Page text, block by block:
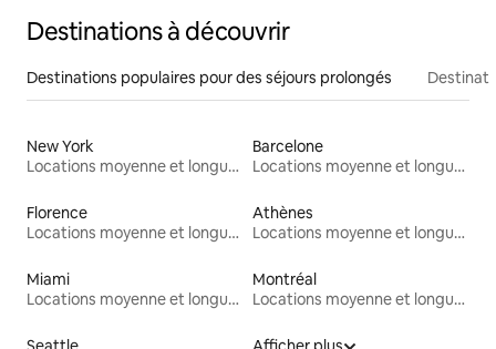
Destinations à découvrir
Destinations populaires pour des séjours prolongés
New York
Locations moyenne et longue durée
Barcelone
Locations moyenne et longue durée
Florence
Locations moyenne et longue durée
Athènes
Locations moyenne et longue durée
Miami
Locations moyenne et longue durée
Montréal
Locations moyenne et longue durée